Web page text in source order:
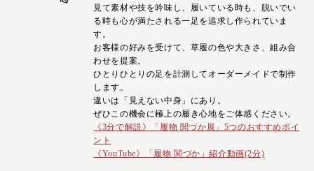
見て素材や技を吟味し、履いている時も、脱いでい
る時も心が満たされる一足を追求し作られていま
す。
お客様の好みを受けて、草履の色や大きさ、組み合
わせを提案。
ひとりひとりの足を計測してオーダーメイドで制作
します。
違いは「見えない中身」にあり。
ぜひこの機会に極上の履き心地をご体感ください。
《3分で解説》「履物 関づか展」5つのおすすめポイ
ント
《YouTube》「履物 関づか」紹介動画(2分)